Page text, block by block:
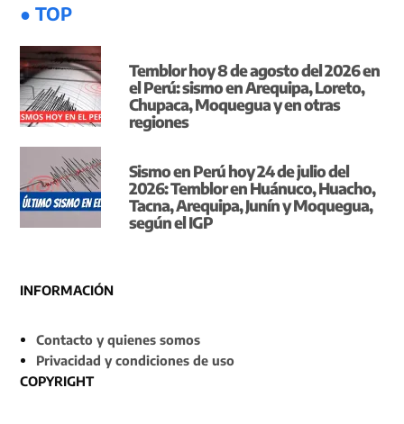
● TOP
Temblor hoy 8 de agosto del 2026 en
el Perú: sismo en Arequipa, Loreto,
Chupaca, Moquegua y en otras
regiones
Sismo en Perú hoy 24 de julio del
2026: Temblor en Huánuco, Huacho,
Tacna, Arequipa, Junín y Moquegua,
según el IGP
INFORMACIÓN
Contacto y quienes somos
Privacidad y condiciones de uso
COPYRIGHT